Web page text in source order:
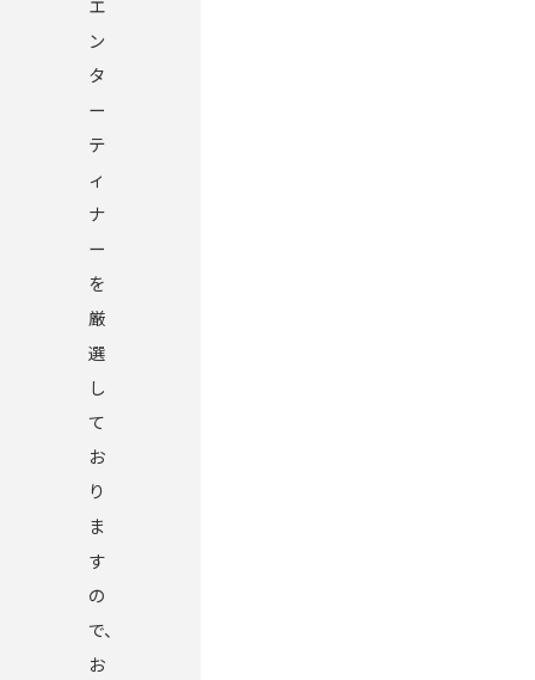
エ
ン
タ
ー
テ
ィ
ナ
ー
を
厳
選
し
て
お
り
ま
す
の
で、
お